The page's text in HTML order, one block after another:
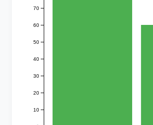
10
20
30
40
50
60
70